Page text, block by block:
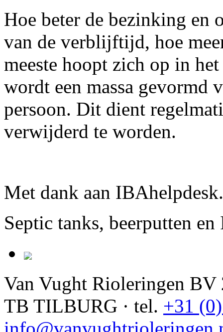
Hoe beter de bezinking
van de verblijftijd, hoe
meeste hoopt zich op in
wordt een massa gevormd
persoon. Dit dient
verwijderd te worden.
Met dank aan
Septic tanks, beerputten en
Van Vught Rioleringen BV
TB TILBURG · tel. +31